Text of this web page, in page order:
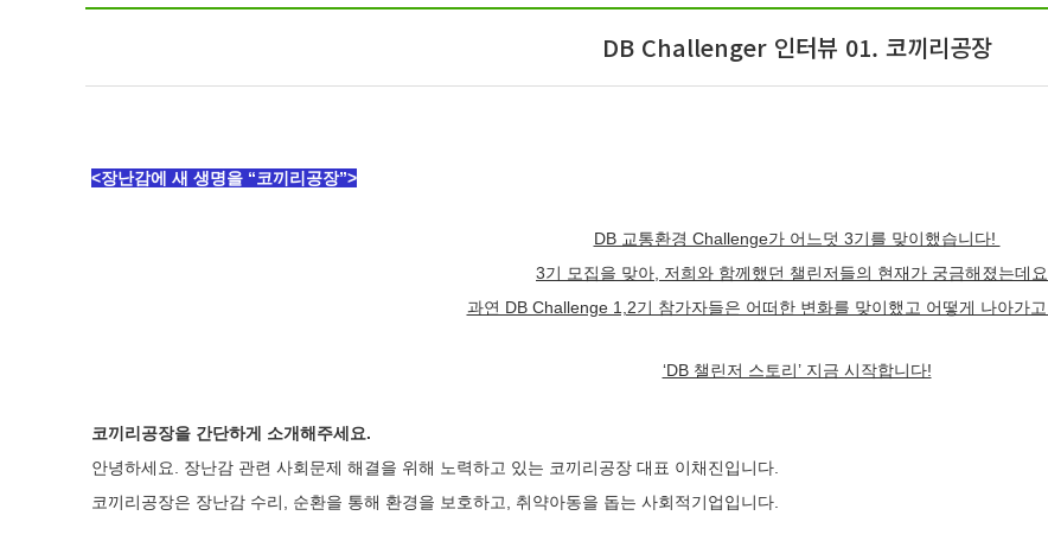
DB Challenger 인터뷰 01. 코끼리공장
<장난감에 새 생명을 “코끼리공장”>
DB 교통환경 Challenge가 어느덧 3기를 맞이했습니다!
3기 모집을 맞아, 저희와 함께했던 챌린저들의 현재가 궁금해졌는데요.
과연 DB Challenge 1,2기 참가자들은 어떠한 변화를 맞이했고 어떻게 나아가
‘DB 챌린저 스토리’ 지금 시작합니다!
코끼리공장을 간단하게 소개해주세요.
안녕하세요. 장난감 관련 사회문제 해결을 위해 노력하고 있는 코끼리공장 대표 이채진입니다.
코끼리공장은 장난감 수리, 순환을 통해 환경을 보호하고, 취약아동을 돕는 사회적기업입니다.